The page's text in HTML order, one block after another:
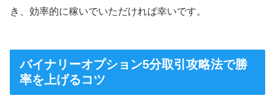
き、効率的に稼いでいただければ幸いです。
バイナリーオプション5分取引攻略法で勝
率を上げるコツ